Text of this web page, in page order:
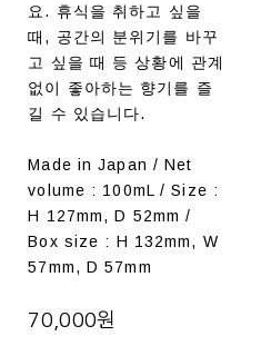
요. 휴식을 취하고 싶을
때, 공간의 분위기를 바꾸
고 싶을 때 등 상황에 관계
없이 좋아하는 향기를 즐
길 수 있습니다.
Made in Japan / Net
volume : 100mL / Size :
H 127mm, D 52mm /
Box size : H 132mm, W
57mm, D 57mm
70,000원